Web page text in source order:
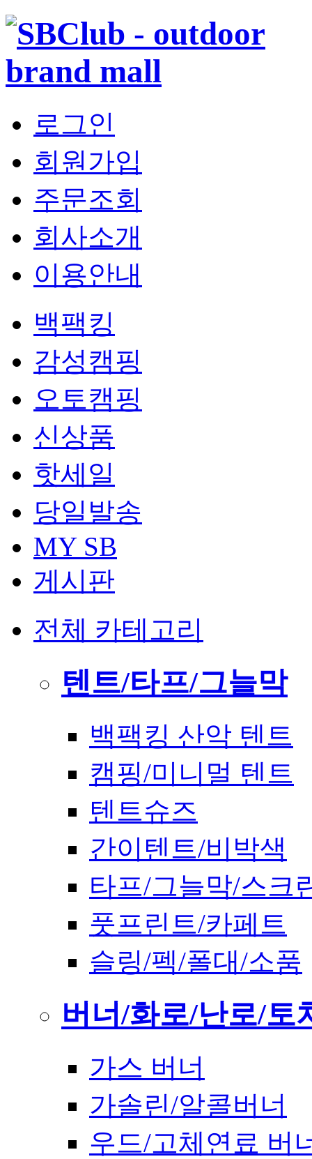
로그인
회원가입
주문조회
회사소개
이용안내
백팩킹
감성캠핑
오토캠핑
신상품
핫세일
당일발송
MY SB
게시판
전체 카테고리
텐트/타프/그늘막
백팩킹 산악 텐트
캠핑/미니멀 텐트
텐트슈즈
간이텐트/비박색
타프/그늘막/스크
풋프린트/카페트
슬링/펙/폴대/소품
버너/화로/난로/토
가스 버너
가솔린/알콜버너
우드/고체연료 버